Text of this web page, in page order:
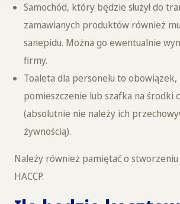
Samochód, który będzie służył do
zamawianych produktów również
sanepidu. Można go ewentualnie
firmy.
Toaleta dla personelu to
pomieszczenie lub szafka na środki
(absolutnie nie należy ich
żywnością).
Należy również pamiętać o
HACCP.